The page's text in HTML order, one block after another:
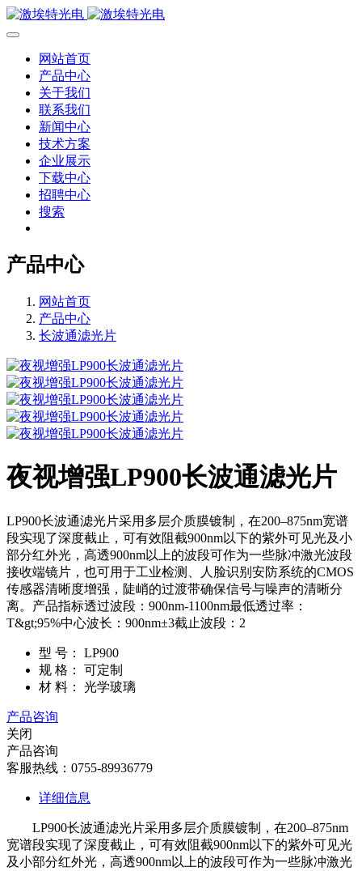
网站首页
产品中心
关于我们
联系我们
新闻中心
技术方案
企业展示
下载中心
招聘中心
搜索
产品中心
网站首页
产品中心
长波通滤光片
夜视增强LP900长波通滤光片
LP900长波通滤光片采用多层介质膜镀制，在200–875nm宽谱
段实现了深度截止，可有效阻截900nm以下的紫外可见光及小
部分红外光，高透900nm以上的波段可作为一些脉冲激光波段
接收端镜片，也可用于工业检测、人脸识别安防系统的CMOS
传感器清晰度增强，陡峭的过渡带确保信号与噪声的清晰分
离。产品指标透过波段：900nm-1100nm最低透过率：
T&gt;95%中心波长：900nm±3截止波段：2
型 号：
LP900
规 格：
可定制
材 料：
光学玻璃
产品咨询
关闭
产品咨询
客服热线：0755-89936779
详细信息
LP900长波通滤光片采用多层介质膜镀制，在200–875nm
宽谱段实现了深度截止，可有效阻截900nm以下的紫外可见光
及小部分红外光，高透900nm以上的波段可作为一些脉冲激光